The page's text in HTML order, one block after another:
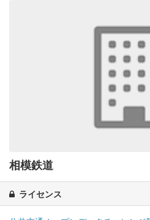
相模鉄道
ライセンス